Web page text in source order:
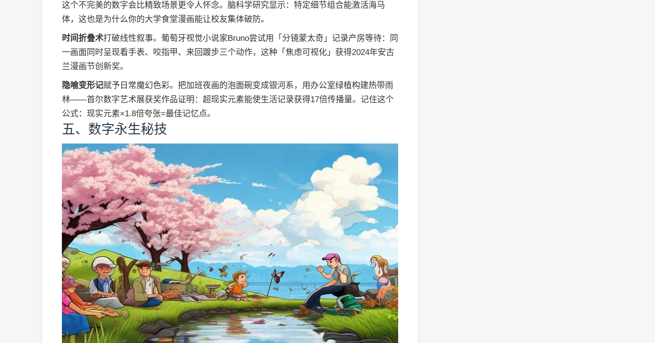
这个不完美的数字会比精致场景更令人怀念。脑科学研究显示：特定细节组合能激活海马
体，这也是为什么你的大学食堂漫画能让校友集体破防。
时间折叠术打破线性叙事。葡萄牙视觉小说家Bruno尝试用「分镜蒙太奇」记录产房等待：同
一画面同时呈现看手表、咬指甲、来回踱步三个动作，这种「焦虑可视化」获得2024年安古
兰漫画节创新奖。
隐喻变形记赋予日常魔幻色彩。把加班夜画的泡面碗变成银河系，用办公室绿植构建热带雨
林——首尔数字艺术展获奖作品证明：超现实元素能使生活记录获得17倍传播量。记住这个
公式：现实元素×1.8倍夸张=最佳记忆点。
五、数字永生秘技